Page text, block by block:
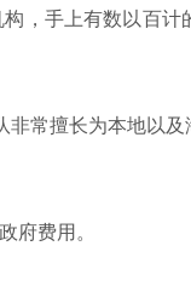
，手上有数以百
常擅长为本地以
府费用。